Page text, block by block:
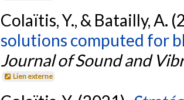
Colaïtis, Y., & Batailly, A.
solutions computed for
Journal of Sound and
Lien externe